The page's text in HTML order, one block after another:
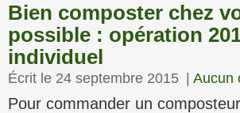
Bien composter chez
possible : opération
individuel
Écrit le 24 septembre 2015 Aucun
Pour commander un